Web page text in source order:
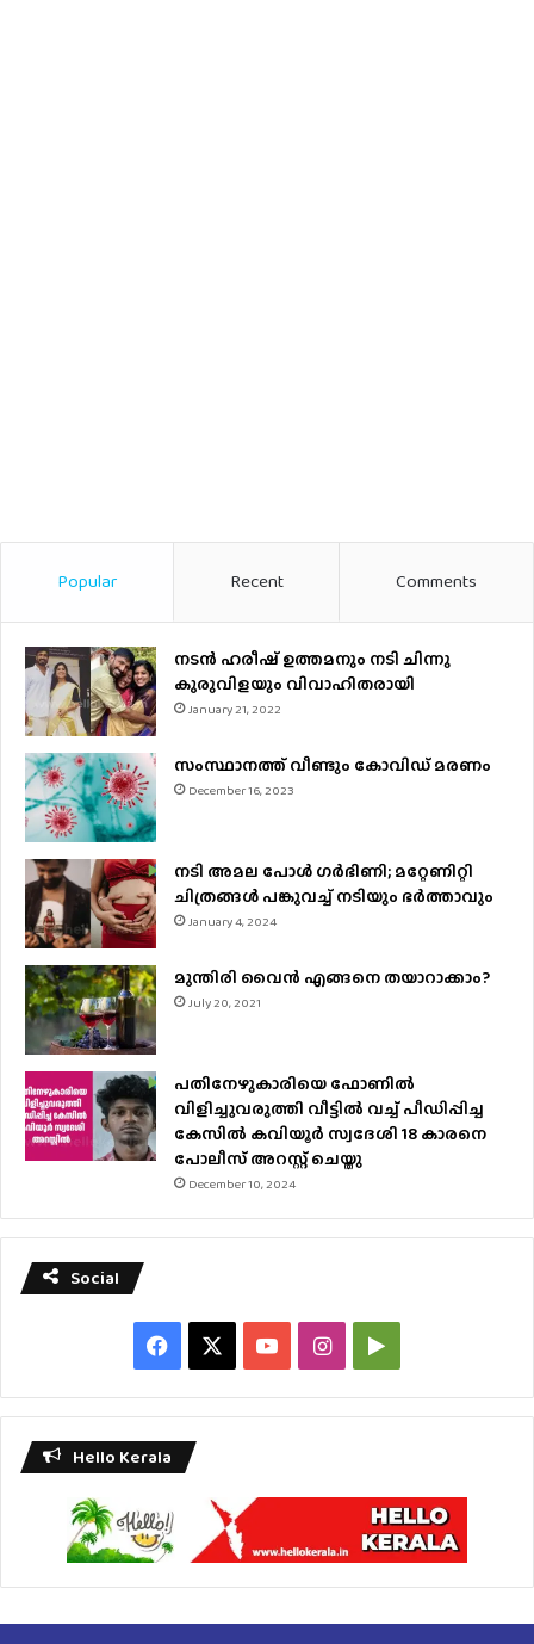
Popular Recent Comments
നടന്‍ ഹരീഷ് ഉത്തമനും നടി ചിന്നു
കുരുവിളയും വിവാഹിതരായി
January 21, 2022
സംസ്ഥാനത്ത് വീണ്ടും കോവിഡ് മരണം
December 16, 2023
നടി അമല പോൾ ​ഗർഭിണി; മറ്റേണിറ്റി
ചിത്രങ്ങള്‍ പങ്കുവച്ച് നടിയും ഭർത്താവും
January 4, 2024
മുന്തിരി വൈന്‍ എങ്ങനെ തയാറാക്കാം?
July 20, 2021
പതിനേഴുകാരിയെ ഫോണിൽ
വിളിച്ചുവരുത്തി വീട്ടിൽ വച്ച് പീഡിപ്പിച്ച
കേസിൽ കവിയൂർ സ്വദേശി 18 കാരനെ
പോലീസ് അറസ്റ്റ് ചെയ്തു
December 10, 2024
Social
Facebook YouTubeInstagramGoogle
Play
Hello Kerala